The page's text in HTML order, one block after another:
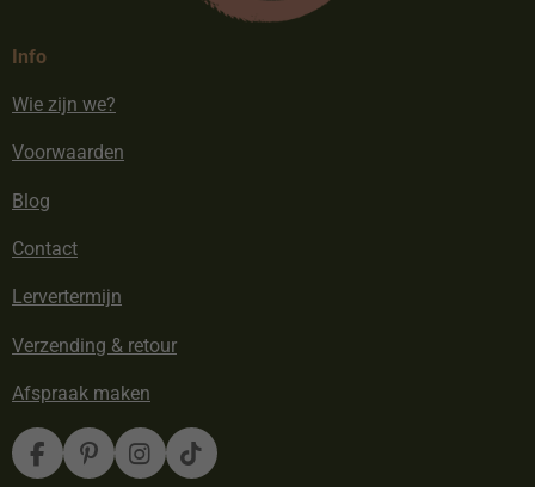
Info
Wie zijn we?
Voorwaarden
Blog
Contact
Lervertermijn
Verzending & retour
Afspraak maken
F
P
I
T